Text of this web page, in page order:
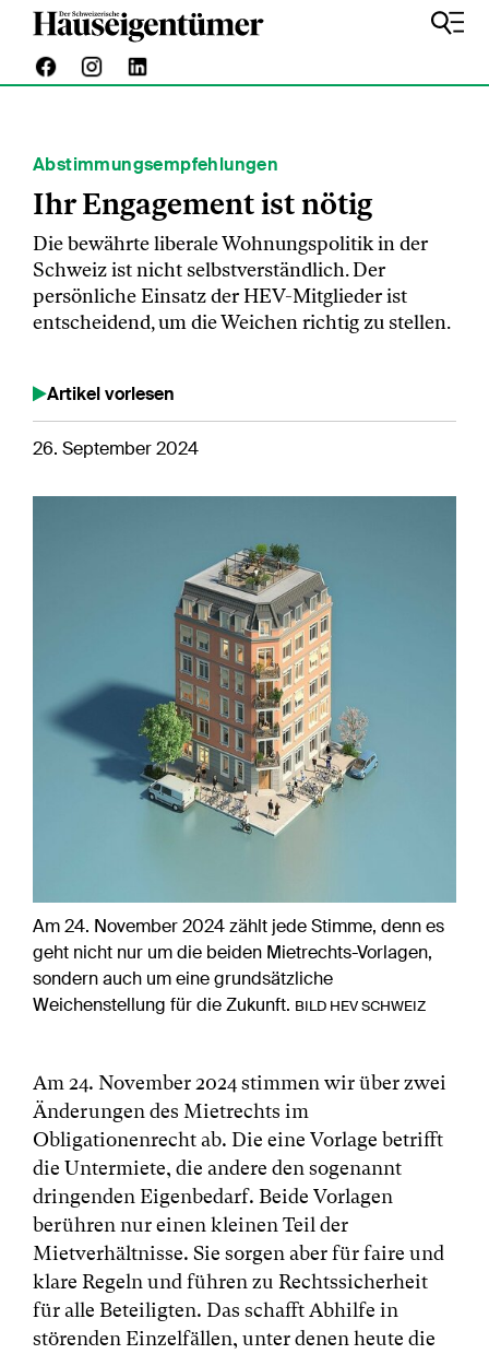
Abstimmungsempfehlungen
Ihr Engagement ist nötig
Die bewährte liberale Wohnungspolitik in der
Schweiz ist nicht selbstverständlich. Der
persönliche Einsatz der HEV-Mitglieder ist
entscheidend, um die Weichen richtig zu stellen.
Artikel vorlesen
26. September 2024
Am 24. November 2024 zählt jede Stimme, denn es
geht nicht nur um die beiden Mietrechts-Vorlagen,
sondern auch um eine grundsätzliche
Weichenstellung für die Zukunft. BILD HEV SCHWEIZ
Am 24. November 2024 stimmen wir über zwei
Änderungen des Mietrechts im
Obligationenrecht ab. Die eine Vorlage betrifft
die Untermiete, die andere den sogenannt
dringenden Eigenbedarf. Beide Vorlagen
berühren nur einen kleinen Teil der
Mietverhältnisse. Sie sorgen aber für faire und
klare Regeln und führen zu Rechtssicherheit
für alle Beteiligten. Das schafft Abhilfe in
störenden Einzelfällen, unter denen heute die